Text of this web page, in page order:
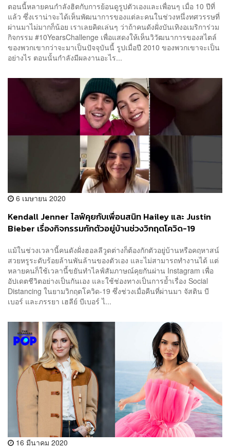
ตอนนี้หลายคนกำลังฮิตกับการย้อนดูรูปตัวเองและเพื่อนๆ เมื่อ 10 ปีที่
แล้ว ซึ่งเราน่าจะได้เห็นพัฒนาการของแต่ละคนในช่วงหนึ่งทศวรรษที่
ผ่านมาไม่มากก็น้อย เราเลยคิดเล่นๆ ว่าถ้าคนดังฝั่งบันเทิงอเมริการ่วม
กิจกรรม #10YearsChallenge เพื่อแสดงให้เห็นวิวัฒนาการของสไตล์
ของพวกเขากว่าจะมาเป็นปัจจุบันนี้ รูปเมื่อปี 2010 ของพวกเขาจะเป็น
อย่างไร ตอนนั้นกำลังมีผลงานอะไร...
6 เมษายน 2020
Kendall Jenner ไลฟ์คุยกับเพื่อนสนิท Hailey และ Justin
Bieber เรื่องกิจกรรมกักตัวอยู่บ้านช่วงวิกฤตโควิด-19
แม้ในช่วงเวลานี้คนดังฝั่งฮอลลีวูดต่างก็ต้องกักตัวอยู่บ้านหรือคฤหาสน์
สวยหรูระดับร้อยล้านพันล้านของตัวเอง และไม่สามารถทำงานได้ แต่
หลายคนก็ใช้เวลานี้ขยันทำไลฟ์สัมภาษณ์คุยกันผ่าน Instagram เพื่อ
อัปเดตชีวิตอย่างเป็นกันเอง และใช้ช่องทางเป็นการย้ำเรื่อง Social
Distancing ในยามวิกฤตโควิด-19 ซึ่งช่วงเมื่อคืนที่ผ่านมา จัสติน บี
เบอร์ และภรรยา เฮลีย์ บีเบอร์ ไ...
16 มีนาคม 2020